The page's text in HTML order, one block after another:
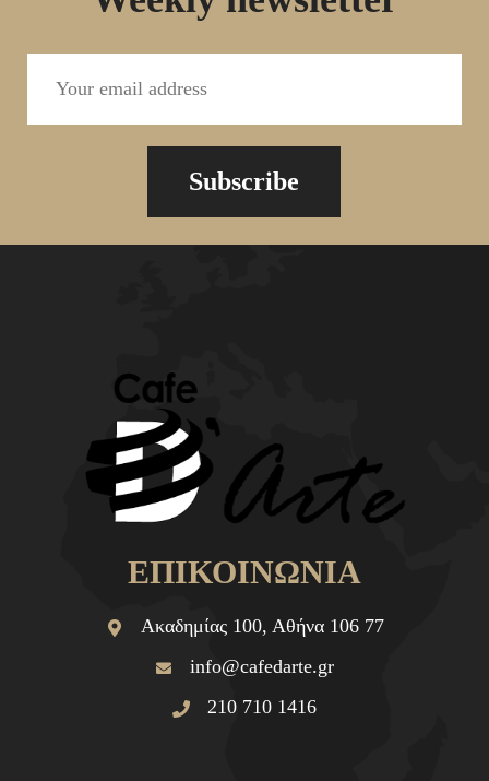
Subscribe
ΕΠΙΚΟΙΝΩΝΙΑ
Ακαδημίας 100, Αθήνα 106 77
info@cafedarte.gr
210 710 1416